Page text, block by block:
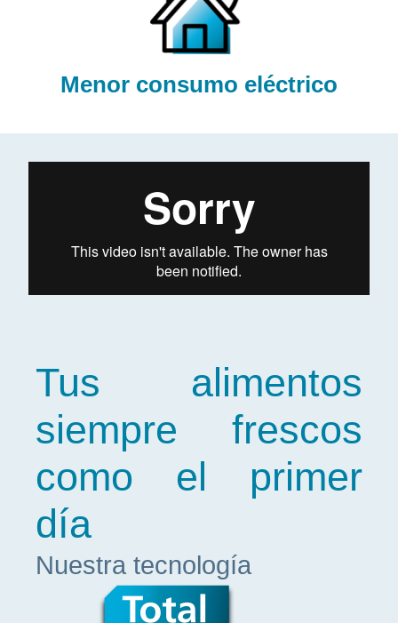
Menor consumo eléctrico
Tus alimentos
siempre frescos
como el primer
día
Nuestra tecnología